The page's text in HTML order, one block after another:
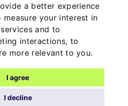
a better experience
measure your interest in
and to
interactions, to
more relevant to you.
I agree
I decline